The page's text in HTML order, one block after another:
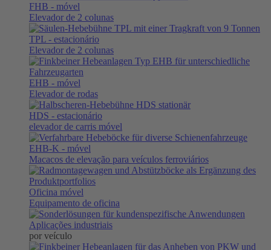
FHB - móvel
Elevador de 2 colunas
TPL - estacionário
Elevador de 2 colunas
EHB - móvel
Elevador de rodas
HDS - estacionário
elevador de carris móvel
EHB-K - móvel
Macacos de elevação para veículos ferroviários
Oficina móvel
Equipamento de oficina
Aplicações industriais
por veículo